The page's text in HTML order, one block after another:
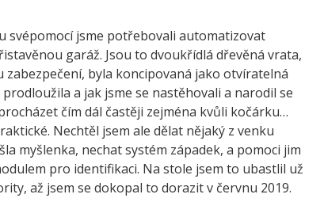
svépomocí jsme potřebovali automatizovat
garáž. Jsou to dvoukřídlá dřevěná vrata,
zabezpečení, byla koncipovaná jako otvíratelná
a jak jsme se nastěhovali a narodil se
čím dál častěji zejména kvůli kočárku…
Nechtěl jsem ale dělat nějaký z venku
myšlenka, nechat systém západek, a pomoci jim
pro identifikaci. Na stole jsem to ubastlil už
až jsem se dokopal to dorazit v červnu 2019.